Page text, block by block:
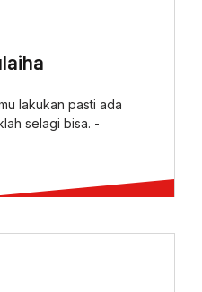
lakukan pasti ada
selagi bisa. -